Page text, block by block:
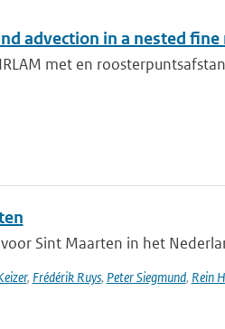
advection in a nested fine
met en
Sint Maarten in het
, Frédérik Ruys, Peter Siegmund, Rein